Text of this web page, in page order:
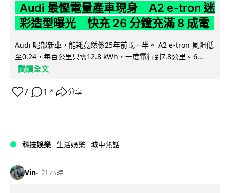
Audi 最慳電量產車現身 A2 e-tron 迷
彩造型曝光 快充 26 分鐘充滿 8 成電
Audi 呢部新車，能耗竟然係25年前嘅一半。 A2 e-tron 風阻低
至0.24，每百公里只需12.8 kWh，一度電行到7.8公里。6...
閱讀全文
7 1 ↗ 分享
科技娛樂 生活娛樂 城中熱話
Vin 21 小時